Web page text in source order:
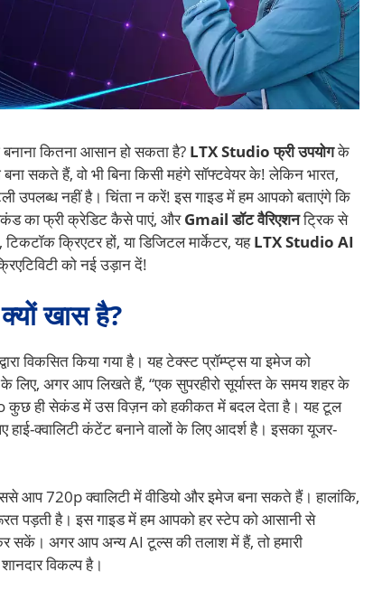
कितना आसान हो सकता है? LTX Studio फ्री उपयोगके
सकते हैं, वो भी बिना किसी महंगे सॉफ्टवेयर के! लेकिन भारत,
उपलब्ध नहीं है। चिंता न करें! इस गाइड में हम आपको बताएंगे कि
का फ्री क्रेडिट कैसे पाएं, औरGmail डॉट वैरिएशनट्रिक से
क्रिएटर हों, या डिजिटल मार्केटर, यहLTX Studio AI
को नई उड़ान दें!
खास है?
विकसित किया गया है। यह टेक्स्ट प्रॉम्प्ट्स या इमेज को
लिए, अगर आप लिखते हैं, “एक सुपरहीरो सूर्यास्त के समय शहर के
कुछ ही सेकंड में उस विज़न को हकीकत में बदल देता है। यह टूल
हाई-क्वालिटी कंटेंट बनाने वालों के लिए आदर्श है। इसका यूजर-
आप 720p क्वालिटी में वीडियो और इमेज बना सकते हैं। हालांकि,
पड़ती है। इस गाइड में हम आपको हर स्टेप को आसानी से
सकें। अगर आप अन्य AI टूल्स की तलाश में हैं, तो हमारी
विकल्प है।